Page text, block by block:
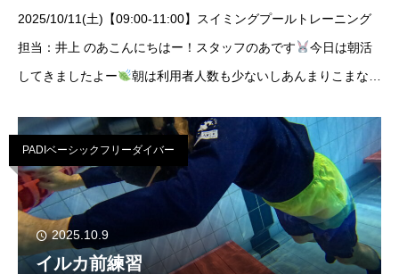
2025/10/11(土)【09:00-11:00】スイミングプールトレーニング
担当：井上 のあこんにちはー！スタッフのあです
今日は朝活
してきましたよー
朝は利用者人数も少ないしあんまりこまな
予定が入っていても
PADIベーシックフリーダイバー
2025.10.9
イルカ前練習